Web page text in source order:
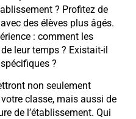
? Profitez de
des élèves plus âgés.
: comment les
leur temps ? Existait-il
?
non seulement
classe, mais aussi de
de l’établissement. Qui